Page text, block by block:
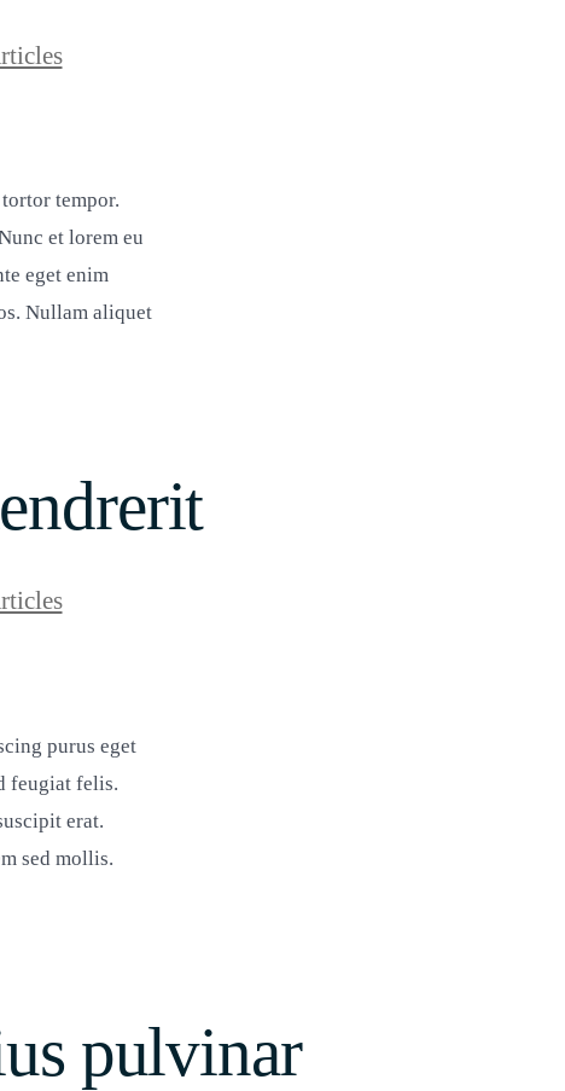
tempor.
et lorem eu
eget enim
Nullam aliquet
purus eget
feugiat felis.
erat.
sed mollis.
pulvinar